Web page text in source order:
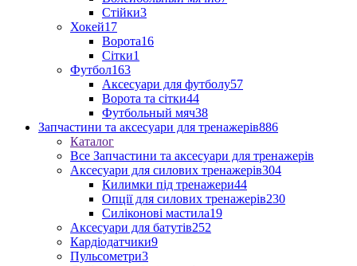
Стійки3
Хокей17
Ворота16
Сітки1
Футбол163
Аксесуари для футболу57
Ворота та сітки44
Футбольный мяч38
Запчастини та аксесуари для тренажерів886
Каталог
Все Запчастини та аксесуари для тренажерів
Аксесуари для силових тренажерів304
Килимки під тренажери44
Опції для силових тренажерів230
Силіконові мастила19
Аксесуари для батутів252
Кардіодатчики9
Пульсометри3